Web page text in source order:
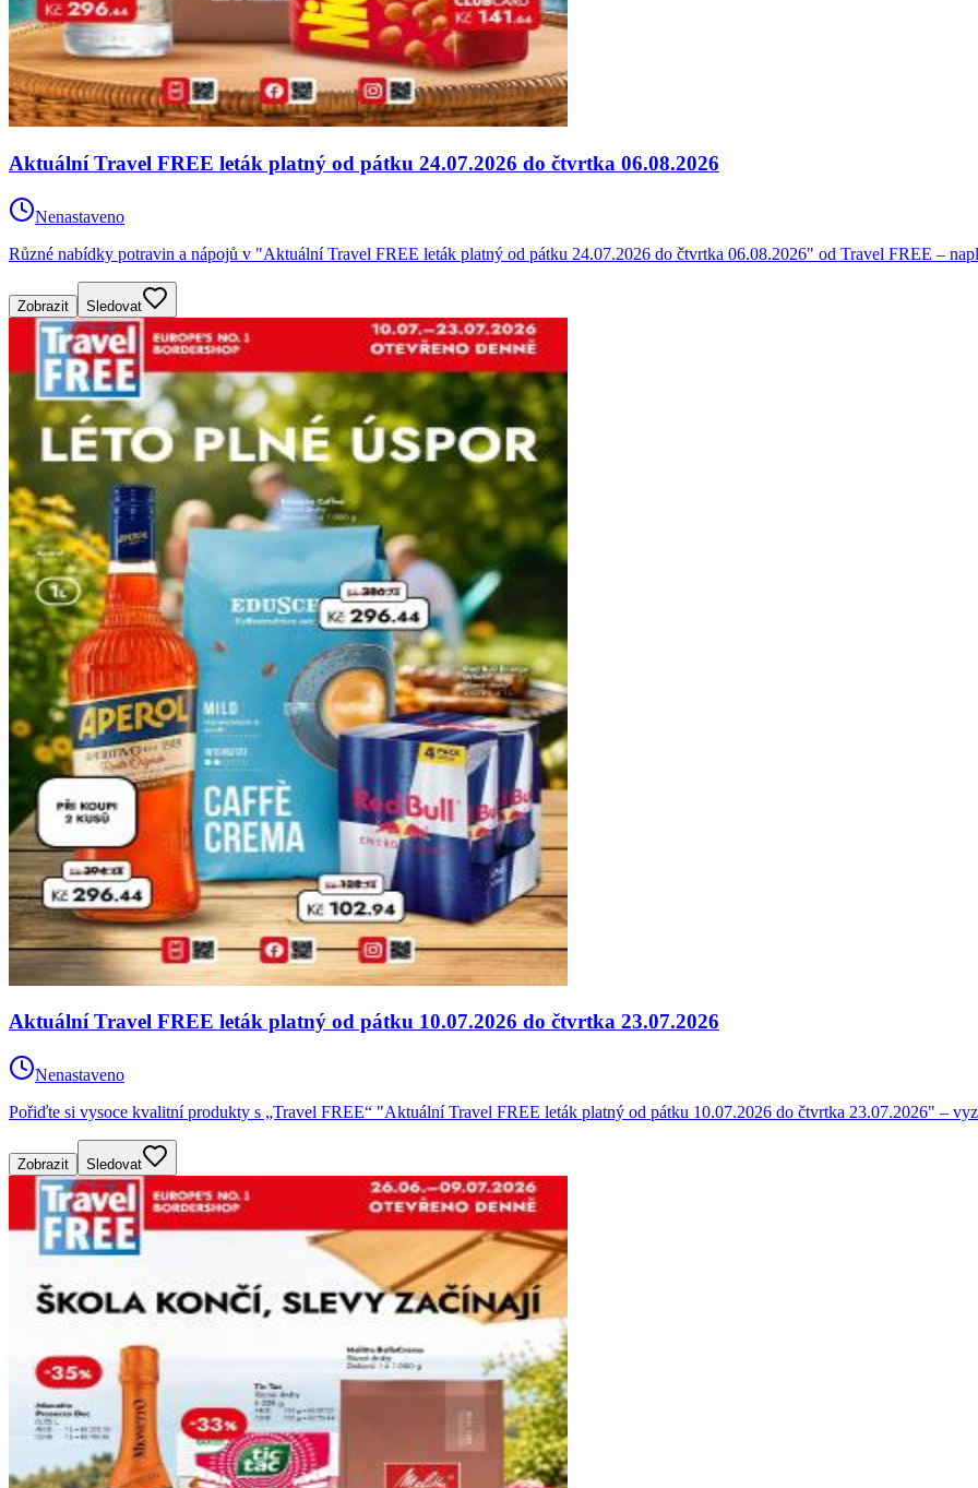
Aktuální Travel FREE leták platný od pátku 24.07.2026 do čtvrtka 06.08.2026
Nenastaveno
Různé nabídky potravin a nápojů v "Aktuální Travel FREE leták platný od pátku 24.07.2026 do čtvrtka 06.08.2026" od Travel FREE –
Zobrazit Sledovat
Aktuální Travel FREE leták platný od pátku 10.07.2026 do čtvrtka 23.07.2026
Nenastaveno
Pořiďte si vysoce kvalitní produkty s „Travel FREE“ "Aktuální Travel FREE leták platný od pátku 10.07.2026 do čtvrtka 23.07.2026" –
Zobrazit Sledovat